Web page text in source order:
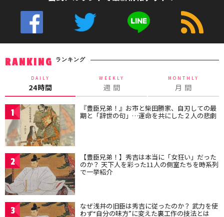
RANKING ランキング
DAILY
24時間
WEEKLY
週 間
MONTHLY
月 間
1 『豊臣兄弟！』お市と柴田勝家、自刃しての最
期と「辞世の句」…運命を共にした２人の悲劇
2 【豊臣兄弟！】秀吉は本当に「女狂い」だった
のか？ 天下人を彩った11人の側室たちを時系列
で一挙紹介
3 なぜ浅井の旧臣は秀吉に従ったのか？ 武力を使
わず“自分の味方”に変えた裏工作の技法とは